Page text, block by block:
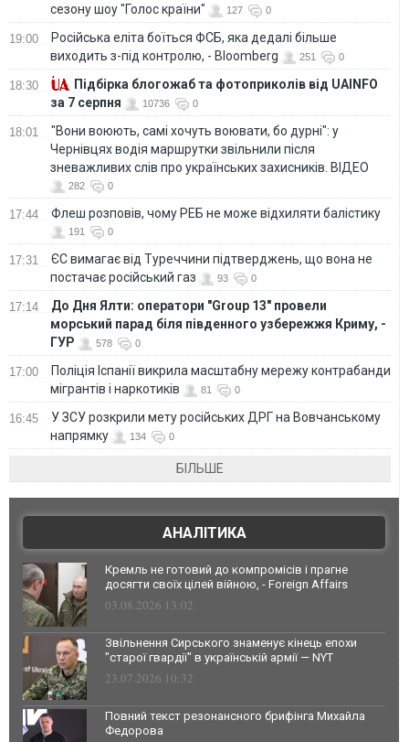
сезону шоу "Голос країни"
127 0
19:00
Російська еліта боїться ФСБ, яка дедалі більше
виходить з-під контролю, - Bloomberg
251 0
18:30
Підбірка блогожаб та фотоприколів від UAINFO
за 7 серпня
10736 0
18:01
"Вони воюють, самі хочуть воювати, бо дурні": у
Чернівцях водія маршрутки звільнили після
зневажливих слів про українських захисників. ВІДЕО
282 0
17:44 Флеш розповів, чому РЕБ не може відхиляти балістику
191 0
17:31
ЄС вимагає від Туреччини підтверджень, що вона не
постачає російський газ
93 0
17:14
До Дня Ялти: оператори "Group 13" провели
морський парад біля південного узбережжя Криму, -
ГУР
578 0
17:00
Поліція Іспанії викрила масштабну мережу контрабанди
мігрантів і наркотиків
81 0
16:45
У ЗСУ розкрили мету російських ДРГ на Вовчанському
напрямку
134 0
БІЛЬШЕ
АНАЛІТИКА
Кремль не готовий до компромісів і прагне
досягти своїх цілей війною, - Foreign Affairs
03.08.2026 13:02
Звільнення Сирського знаменує кінець епохи
"старої гвардії" в українській армії — NYT
23.07.2026 10:32
Повний текст резонансного брифінга Михайла
Федорова